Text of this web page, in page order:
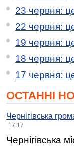
23 червня:
22 червня:
19 червня:
18 червня:
17 червня:
ОСТАННІ
Чернігівська
17:17
Чернігівська